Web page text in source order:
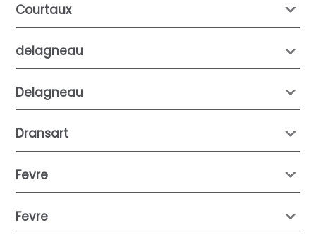
Courtaux
delagneau
Delagneau
Dransart
Fevre
Fevre